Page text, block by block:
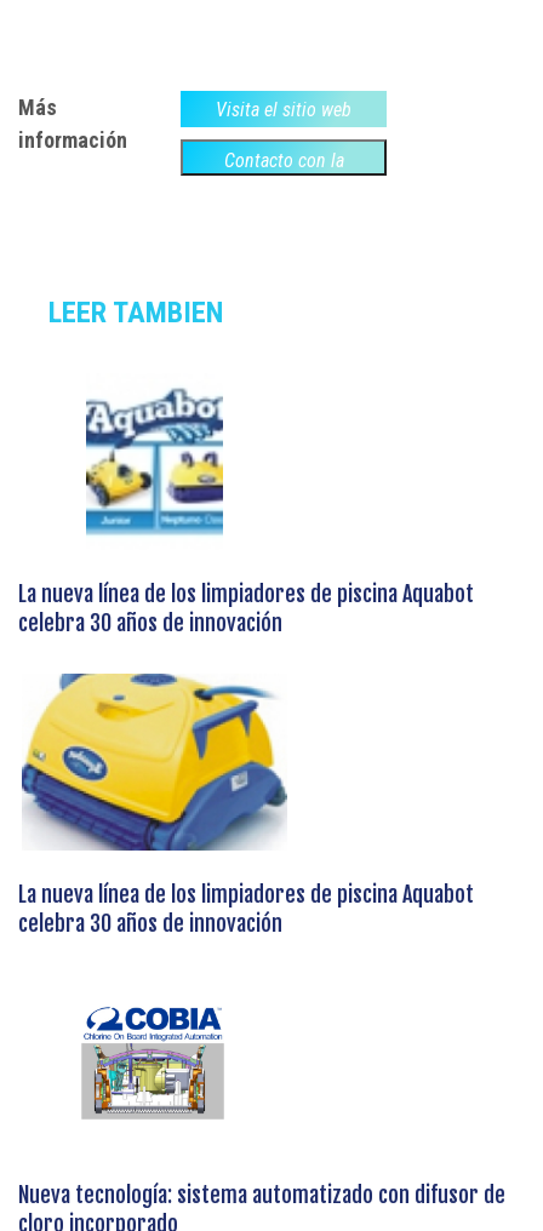
Más
información
Visita el sitio web
Contacto con la
LEER TAMBIEN
La nueva línea de los limpiadores de piscina Aquabot
celebra 30 años de innovación
La nueva línea de los limpiadores de piscina Aquabot
celebra 30 años de innovación
Nueva tecnología: sistema automatizado con difusor de
cloro incorporado